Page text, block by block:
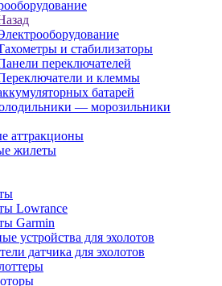
и стабилизаторы
переключателей
и клеммы
батарей
— морозильники
аттракционы
жилеты
Lowrance
Garmin
устройства для эхолотов
датчика для эхолотов